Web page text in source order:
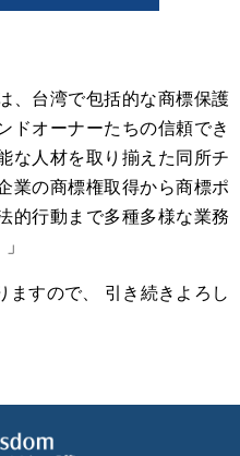
、台湾で包括的な商標保護
ドオーナーたちの信頼でき
な人材を取り揃えた同所チ
業の商標権取得から商標ポ
的行動まで多種多様な業務
ますので、 引き続きよろし